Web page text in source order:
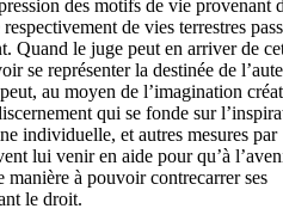
des motifs de vie provenant
de vies terrestres
Quand le juge peut en arriver de
se représenter la destinée de
au moyen de l’imagination
qui se fonde sur
individuelle, et autres mesures par
lui venir en aide pour qu’à
manière à pouvoir contrecarrer ses
le droit.